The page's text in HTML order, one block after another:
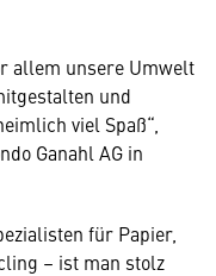
allem unsere Umwelt
und
viel Spaß“,
Ganahl AG in
für Papier,
– ist man stolz